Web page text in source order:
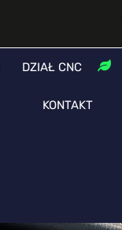
DZIAŁ CNC
KONTAKT